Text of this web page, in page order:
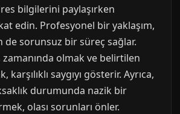
bilgilerini paylaşırken
edin. Profesyonel bir yaklaşım,
de sorunsuz bir süreç sağlar.
olmak ve belirtilen
saygıyı gösterir. Ayrıca,
durumunda nazik bir
olası sorunları önler.